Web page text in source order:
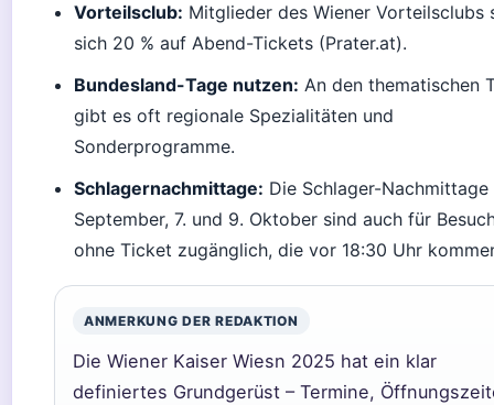
Vorteilsclub: Mitglieder des Wiener Vorteilsclubs
sich 20 % auf Abend-Tickets (Prater.at).
Bundesland-Tage nutzen: An den thematischen
gibt es oft regionale Spezialitäten und
Sonderprogramme.
Schlagernachmittage: Die Schlager-
September, 7. und 9. Oktober sind auch für
ohne Ticket zugänglich, die vor 18:30 Uhr
ANMERKUNG DER REDAKTION
Die Wiener Kaiser Wiesn 2025 hat ein klar
definiertes Grundgerüst – Termine,